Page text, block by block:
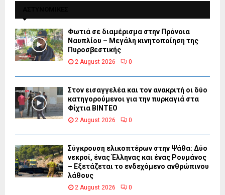
Φωτιά σε διαμέρισμα στην Πρόνοια
Ναυπλίου – Μεγάλη κινητοποίηση της
Πυροσβεστικής
2 August 2026 0
Στον εισαγγελέα και τον ανακριτή οι δύο
κατηγορούμενοι για την πυρκαγιά στα
Φίχτια ΒΙΝΤΕΟ
2 August 2026 0
Σύγκρουση ελικοπτέρων στην Ψάθα: Δύο
νεκροί, ένας Έλληνας και ένας Ρουμάνος
– Εξετάζεται το ενδεχόμενο ανθρώπινου
λάθους
2 August 2026 0